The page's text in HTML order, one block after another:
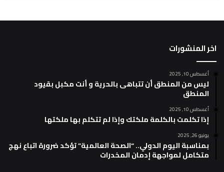
اخر المنشورات
أغسطس 10, 2025
ليس من المنطق أن تتباهى بالحرية و أنت مكبل بقيود
المنطق
أغسطس 10, 2025
إذا تكلمت بالكلمة ملكتك وإذا لم تتكلم بها ملكتها
يونيو 26, 2025
بمناسبة اليوم الدولي.. “الصحة العالمية” تؤكد ضرورة اتباع نهج
متكامل لمواجهة إدمان المخدرات